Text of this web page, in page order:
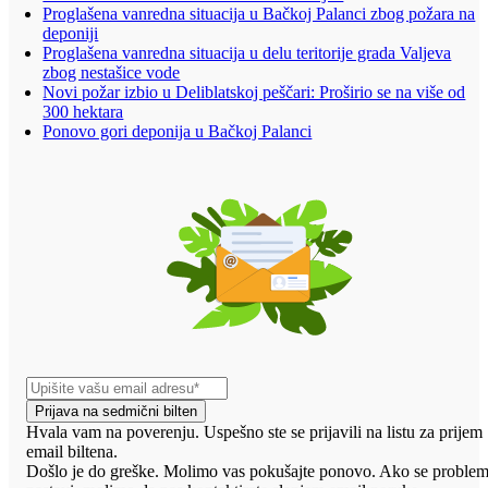
Proglašena vanredna situacija u Bačkoj Palanci zbog požara na
deponiji
Proglašena vanredna situacija u delu teritorije grada Valjeva
zbog nestašice vode
Novi požar izbio u Deliblatskoj peščari: Proširio se na više od
300 hektara
Ponovo gori deponija u Bačkoj Palanci
Prijava na sedmični bilten
Hvala vam na poverenju. Uspešno ste se prijavili na listu za prijem
email biltena.
Došlo je do greške. Molimo vas pokušajte ponovo. Ako se